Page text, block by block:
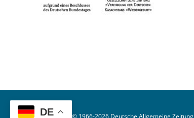
© Copyright © 1966-2026 Deutsche Allgemeine Zeitung
DE